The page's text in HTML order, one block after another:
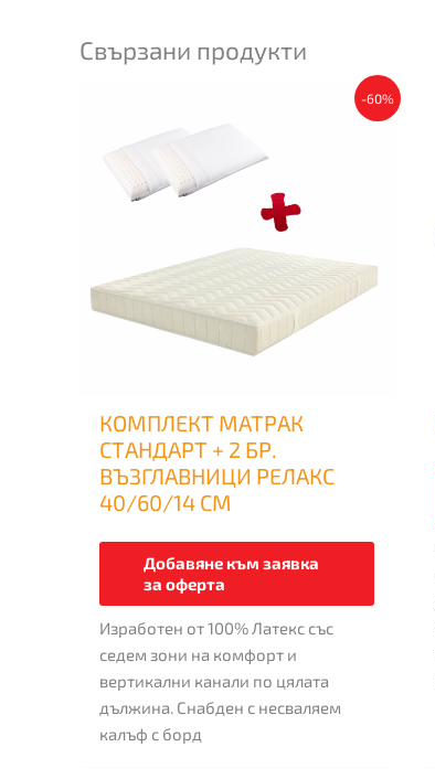
Свързани продукти
-60%
КОМПЛЕКТ МАТРАК
СТАНДАРТ + 2 БР.
ВЪЗГЛАВНИЦИ РЕЛАКС
40/60/14 СМ
Добавяне към заявка
за оферта
This
product
Изработен от 100% Латекс със
седем зони на комфорт и
вертикални канали по цялата
дължина. Снабден с несваляем
калъф с борд